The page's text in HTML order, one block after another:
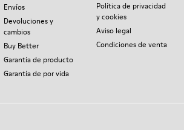
Envíos
Devoluciones y
cambios
Buy Better
Garantía de producto
Garantía de por vida
Política de privacidad
y cookies
Aviso legal
Condiciones de venta